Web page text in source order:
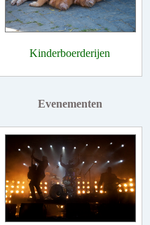
Kinderboerderijen
Evenementen